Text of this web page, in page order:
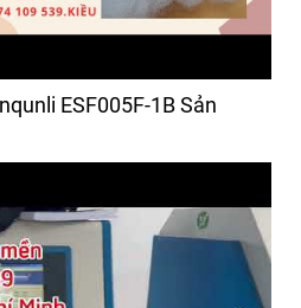
ESF005F-1B Sản